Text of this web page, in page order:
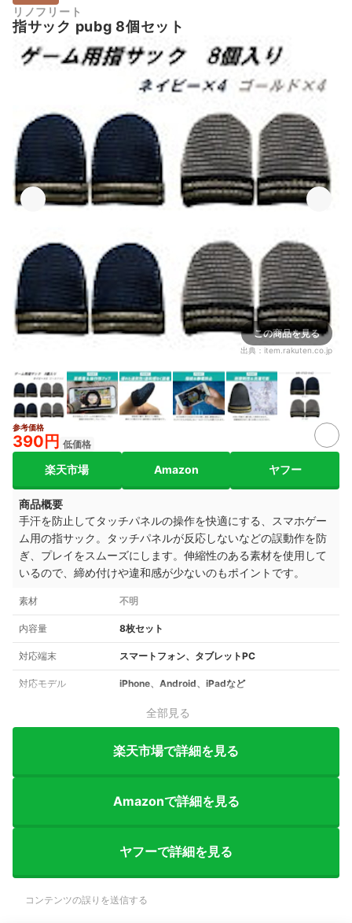
リノフリート
指サック pubg 8個セット
この商品を見る
出典： item.rakuten.co.jp
参考価格
390円 低価格
楽天市場 Amazon ヤフー
商品概要
手汗を防止してタッチパネルの操作を快適にする、スマホゲー
ム用の指サック。タッチパネルが反応しないなどの誤動作を防
ぎ、プレイをスムーズにします。伸縮性のある素材を使用して
いるので、締め付けや違和感が少ないのもポイントです。
素材 不明
内容量 8枚セット
対応端末 スマートフォン、タブレットPC
対応モデル iPhone、Android、iPadなど
全部見る
楽天市場で詳細を見る
Amazonで詳細を見る
ヤフーで詳細を見る
コンテンツの誤りを送信する